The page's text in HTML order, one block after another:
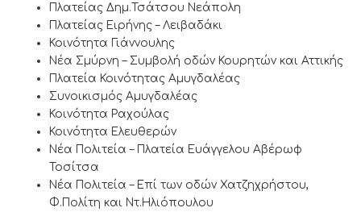
Πλατείας Δημ.Τσάτσου Νεάπολη
Πλατείας Ειρήνης – Λειβαδάκι
Κοινότητα Γιάννουλης
Νέα Σμύρνη – Συμβολή οδών Κουρητών και Αττικής
Πλατεία Κοινότητας Αμυγδαλέας
Συνοικισμός Αμυγδαλέας
Κοινότητα Ραχούλας
Κοινότητα Ελευθερών
Νέα Πολιτεία – Πλατεία Ευάγγελου Αβέρωφ
Τοσίτσα
Νέα Πολιτεία – Επί των οδών Χατζηχρήστου,
Φ.Πολίτη και Ντ.Ηλιόπουλου